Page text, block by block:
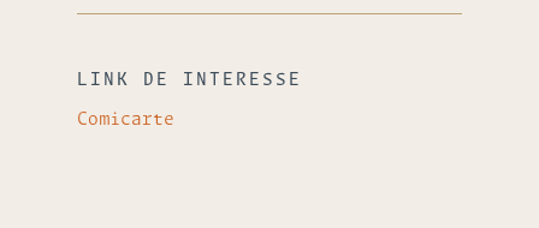
LINK DE INTERESSE
Comicarte